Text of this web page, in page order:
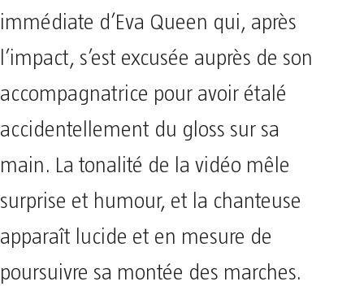
immédiate d’Eva Queen qui, après
l’impact, s’est excusée auprès de son
accompagnatrice pour avoir étalé
accidentellement du gloss sur sa
main. La tonalité de la vidéo mêle
surprise et humour, et la chanteuse
apparaît lucide et en mesure de
poursuivre sa montée des marches.